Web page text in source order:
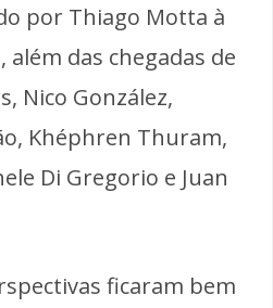
por Thiago Motta à
das chegadas de
Nico González,
Khéphren Thuram,
Di Gregorio e Juan
ficaram bem